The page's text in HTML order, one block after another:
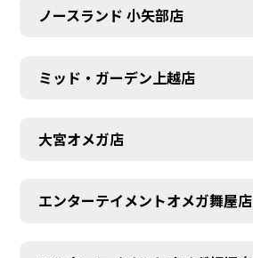
ノースランド 小矢部店
ミッド・ガーデン上越店
大宮オメガ店
エンターテイメントオメガ舞屋店